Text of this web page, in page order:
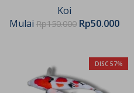
Koi
Mulai Rp150.000 Rp50.000
DISC 57%